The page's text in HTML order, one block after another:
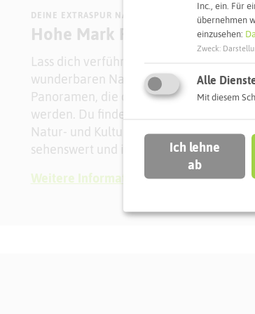
DEINE EXTRASPUR NATUR
Hohe Mark Radroute
Lass dich verführen von landschaftlicher
wunderbaren Naturerlebnissen;
Panoramen, die darauf warten, von dir
werden. Du findest eindrucksvolle
Natur- und Kulturerlebnissen, die zu
sehenswert und interessant bleiben.
Weitere Informationen
Inc., ein. Für
übernehmen
einzusehen:
Zweck:
Alle
Mit diesem
Ich lehne
ab